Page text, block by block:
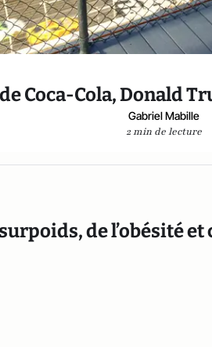
Coca-Cola, Donald
Gabriel Mabille
2 min de lecture
de l’obésité